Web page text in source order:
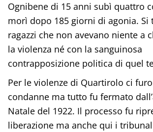
Ognibene di 15 anni subì quattro
morì dopo 185 giorni di agonia. Si
ragazzi che non avevano niente a
la violenza né con la sanguinosa
contrapposizione politica di quel
Per le violenze di Quartirolo ci
condanne ma tutto fu fermato
Natale del 1922. Il processo fu
liberazione ma anche qui i